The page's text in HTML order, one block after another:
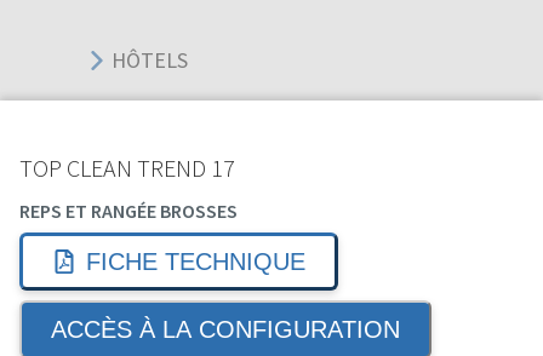
TOP CLEAN TREND 17
REPS ET RANGÉE BROSSES
FICHE TECHNIQUE
ACCÈS À LA CONFIGURATION
HÔTELS
SPORT ÉVÉNEMENT